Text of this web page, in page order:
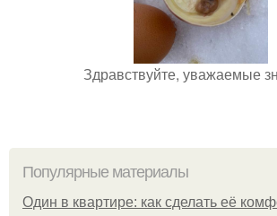
Здравствуйте, уважаемые
Популярные материалы
Один в квартире: как сделать её